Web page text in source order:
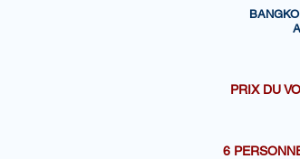
PRIX DU
6